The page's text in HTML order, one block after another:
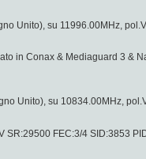
Unito), su 11996.00MHz,
in Conax & Mediaguard 3 &
Unito), su 10834.00MHz,
SR:29500 FEC:3/4 SID:3853